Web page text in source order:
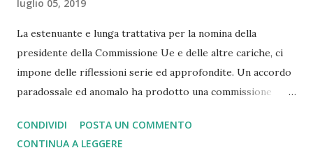
luglio 05, 2019
La estenuante e lunga trattativa per la nomina della
presidente della Commissione Ue e delle altre cariche, ci
impone delle riflessioni serie ed approfondite. Un accordo
paradossale ed anomalo ha prodotto una commissione
dall'altro sui veti dei paesi del blocco sovranista dell'est
Europa. Commissione la cui presidente è stata scelta non
CONDIVIDI
POSTA UN COMMENTO
CONTINUA A LEGGERE